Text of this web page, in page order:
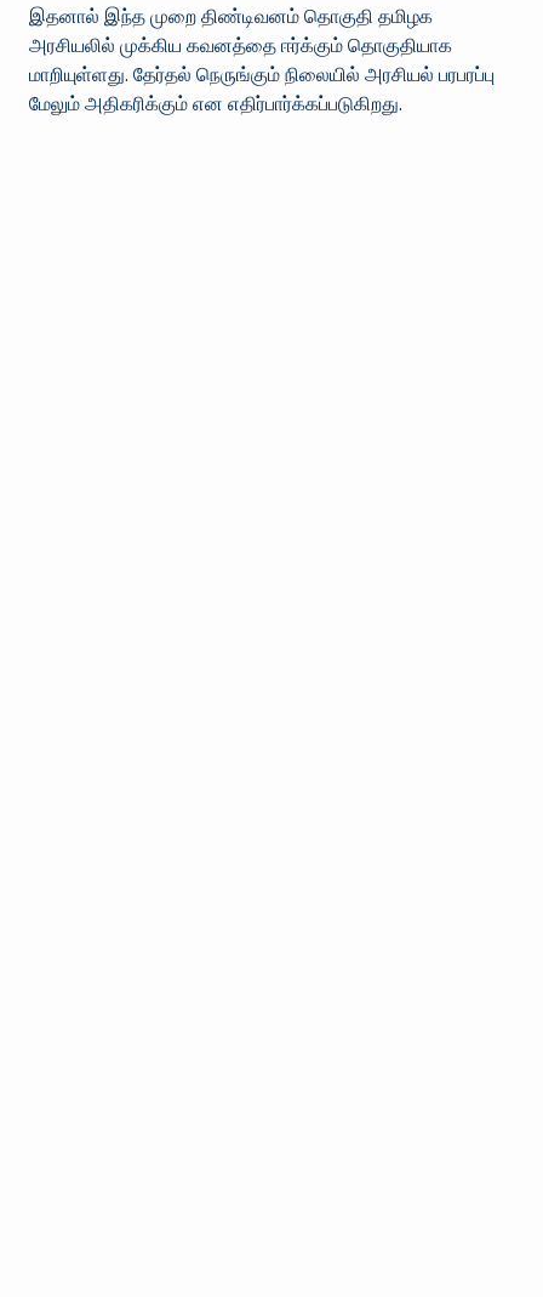
இதனால் இந்த முறை திண்டிவனம் தொகுதி தமிழக
அரசியலில் முக்கிய கவனத்தை ஈர்க்கும் தொகுதியாக
மாறியுள்ளது. தேர்தல் நெருங்கும் நிலையில் அரசியல் பரபரப்பு
மேலும் அதிகரிக்கும் என எதிர்பார்க்கப்படுகிறது.